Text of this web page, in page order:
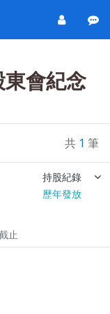
會紀念
共 1 筆
持股紀錄
歷年發放
止